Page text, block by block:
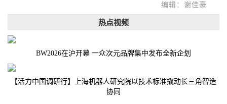
编辑：谢佳豪
热点视频
BW2026在沪开幕 一众次元品牌集中发布全新企划
【活力中国调研行】上海机器人研究院以技术标准撬动长三角智造
协同